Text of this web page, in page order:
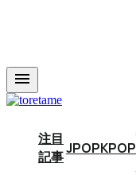
menu
注目
記事JPOPKPOP